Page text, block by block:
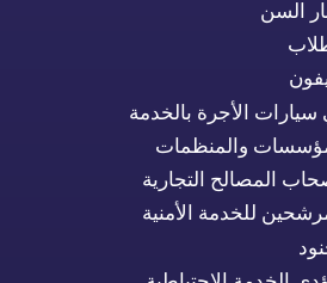
السن
الأجرة بالخدمة
والمنظمات
المصالح التجارية
للخدمة الأمنية